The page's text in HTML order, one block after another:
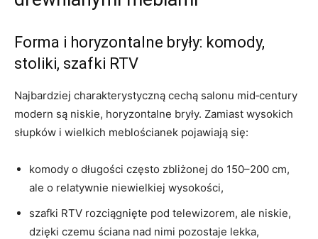
Forma i horyzontalne bryły: komody,
stoliki, szafki RTV
Najbardziej charakterystyczną cechą salonu mid‑century
modern są niskie, horyzontalne bryły. Zamiast wysokich
słupków i wielkich meblościanek pojawiają się:
komody o długości często zbliżonej do 150–200 cm,
ale o relatywnie niewielkiej wysokości,
szafki RTV rozciągnięte pod telewizorem, ale niskie,
dzięki czemu ściana nad nimi pozostaje lekka,